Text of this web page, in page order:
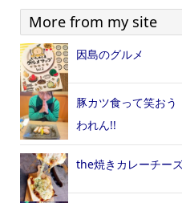
More from my site
因島のグルメ
豚カツ食って笑お
われん!!
the焼きカレーチー